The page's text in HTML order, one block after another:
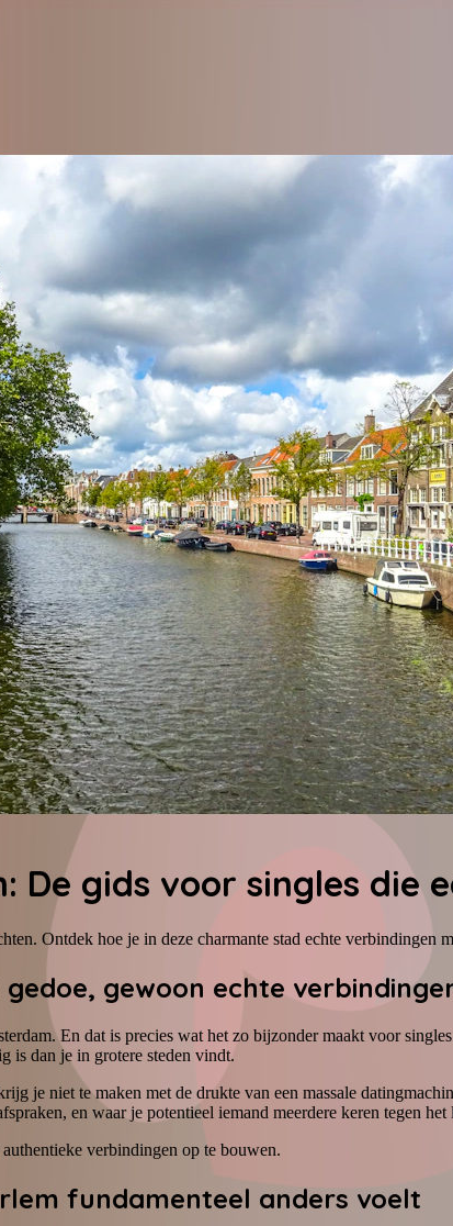
De gids voor singles die
Ontdek hoe je in deze charmante stad echte verbindingen
gewoon echte
En dat is precies wat het zo bijzonder maakt voor
is dan je in grotere steden vindt.
je niet te maken met de drukte van een massale
en waar je potentieel iemand meerdere keren tegen
verbindingen op te bouwen.
fundamenteel anders voelt